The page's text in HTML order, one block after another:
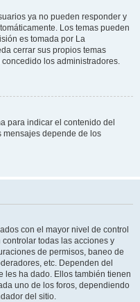
ya no pueden responder y
Los temas pueden
es tomada por La
cerrar sus propios temas
los administradores.
para indicar el contenido del
mensajes depende de los
con el mayor nivel de control
todas las acciones y
de permisos, baneo de
etc. Dependen del
les ha dado. Ellos también tienen
uno de los foros, dependiendo
del sitio.